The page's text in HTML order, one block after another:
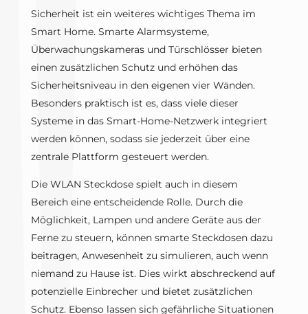
Sicherheit ist ein weiteres wichtiges Thema im
Smart Home. Smarte Alarmsysteme,
Überwachungskameras und Türschlösser bieten
einen zusätzlichen Schutz und erhöhen das
Sicherheitsniveau in den eigenen vier Wänden.
Besonders praktisch ist es, dass viele dieser
Systeme in das Smart-Home-Netzwerk integriert
werden können, sodass sie jederzeit über eine
zentrale Plattform gesteuert werden.
Die WLAN Steckdose spielt auch in diesem
Bereich eine entscheidende Rolle. Durch die
Möglichkeit, Lampen und andere Geräte aus der
Ferne zu steuern, können smarte Steckdosen dazu
beitragen, Anwesenheit zu simulieren, auch wenn
niemand zu Hause ist. Dies wirkt abschreckend auf
potenzielle Einbrecher und bietet zusätzlichen
Schutz. Ebenso lassen sich gefährliche Situationen